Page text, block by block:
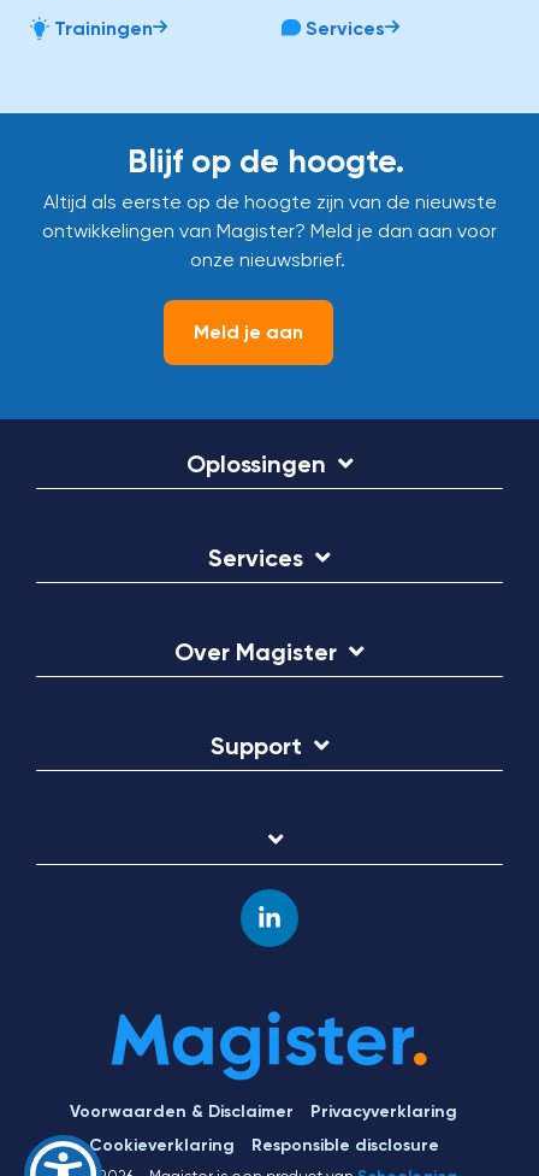
Trainingen
Services
Blijf op de hoogte.
Altijd als eerste op de hoogte zijn van de nieuwste
ontwikkelingen van Magister? Meld je dan aan voor
onze nieuwsbrief.
Meld je aan
Oplossingen
Services
Over Magister
Support
Voorwaarden & Disclaimer
Privacyverklaring
Cookieverklaring
Responsible disclosure
Linkedin